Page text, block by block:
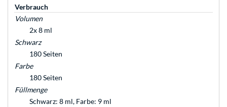
Verbrauch
Volumen
2x 8 ml
Schwarz
180 Seiten
Farbe
180 Seiten
Füllmenge
Schwarz: 8 ml, Farbe: 9 ml